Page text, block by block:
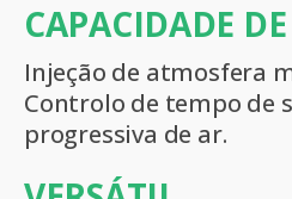
CAPACIDADE
Injeção de atmosfera
Controlo de tempo de
progressiva de ar.